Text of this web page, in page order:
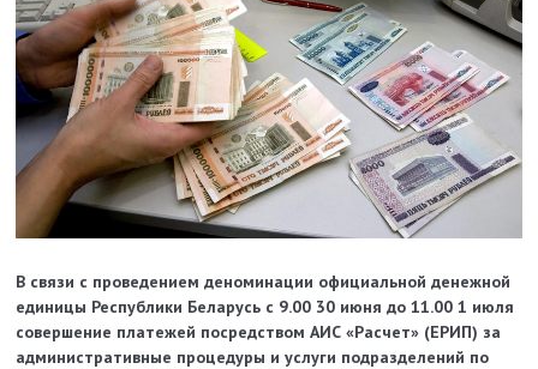
В связи с проведением деноминации официальной денежной
единицы Республики Беларусь с 9.00 30 июня до 11.00 1 июля
совершение платежей посредством АИС «Расчет» (ЕРИП) за
административные процедуры и услуги подразделений по